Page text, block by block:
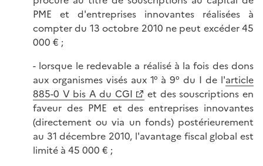
PME et d'entreprises innovantes réalisées à
compter du 13 octobre 2010 ne peut excéder 45
000 € ;
- lorsque le redevable a réalisé à la fois des dons
aux organismes visés aux 1° à 9° du I de l'article
885-0 V bis A du CGI
et des souscriptions en
faveur des PME et des entreprises innovantes
(directement ou via un fonds) postérieurement
au 31 décembre 2010, l'avantage fiscal global est
limité à 45 000 € ;